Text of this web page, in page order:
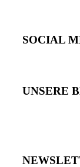
SOCIAL
UNSERE